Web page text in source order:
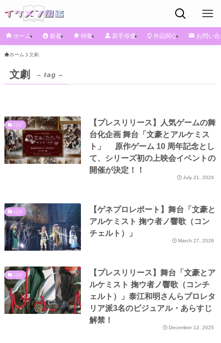
ホーム 新着 特集 若手俳優 作品関心 お問い
ホーム 文劇
文劇 – tag –
は行
【プレスリリース】人気ゲームの舞
台化企画 舞台「文豪とアルケミス
ト」 原作ゲーム 10 周年記念とし
て、シリーズ初の上映会イベントの
開催が決定！！
July 21, 2026
は行
【ゲネプロレポート】舞台「文豪と
アルケミスト 掬ウ者ノ響歌（コン
チェルト）」
March 27, 2026
は行
【プレスリリース】舞台「文豪とア
ルケミスト 掬ウ者ノ響歌（コンチ
ェルト）」泰江和明さんらプロレタ
リア派3名のビジュアル・あらすじ
解禁！
December 12, 2025